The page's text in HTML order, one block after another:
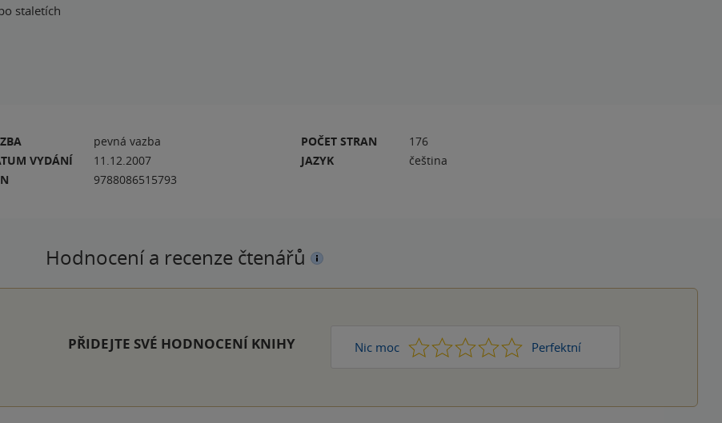
staletích
pevná vazba
VYDÁNÍ
11.12.2007
9788086515793
POČET STRAN
176
JAZYK
čeština
Hodnocení a recenze čtenářů
PŘIDEJTE SVÉ HODNOCENÍ KNIHY Nic moc 1 2 3 4 Perfektní
5